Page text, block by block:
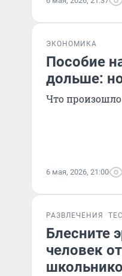
ЭКОНОМИКА
Пособие
дольше:
Что произошло
6 мая, 2026, 21:00
РАЗВЛЕЧЕНИЯ
Блесните
человек